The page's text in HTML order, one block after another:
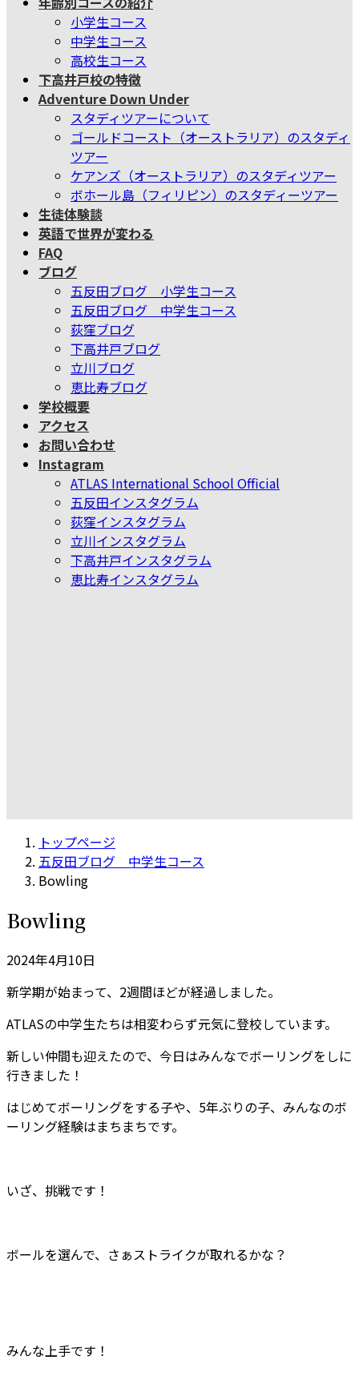
小学生コース
中学生コース
高校生コース
下高井戸校の特徴
Adventure Down Under
スタディツアーについて
ゴールドコースト（オーストラリア）のスタディ
ツアー
ケアンズ（オーストラリア）のスタディツアー
ボホール島（フィリピン）のスタディーツアー
生徒体験談
英語で世界が変わる
FAQ
ブログ
五反田ブログ 小学生コース
五反田ブログ 中学生コース
荻窪ブログ
下高井戸ブログ
立川ブログ
恵比寿ブログ
学校概要
アクセス
お問い合わせ
Instagram
ATLAS International School Official
五反田インスタグラム
荻窪インスタグラム
立川インスタグラム
下高井戸インスタグラム
恵比寿インスタグラム
トップページ
五反田ブログ 中学生コース
Bowling
Bowling
2024年4月10日
新学期が始まって、2週間ほどが経過しました。
ATLASの中学生たちは相変わらず元気に登校しています。
新しい仲間も迎えたので、今日はみんなでボーリングをしに
行きました！
はじめてボーリングをする子や、5年ぶりの子、みんなのボ
ーリング経験はまちまちです。
いざ、挑戦です！
ボールを選んで、さぁストライクが取れるかな？
みんな上手です！